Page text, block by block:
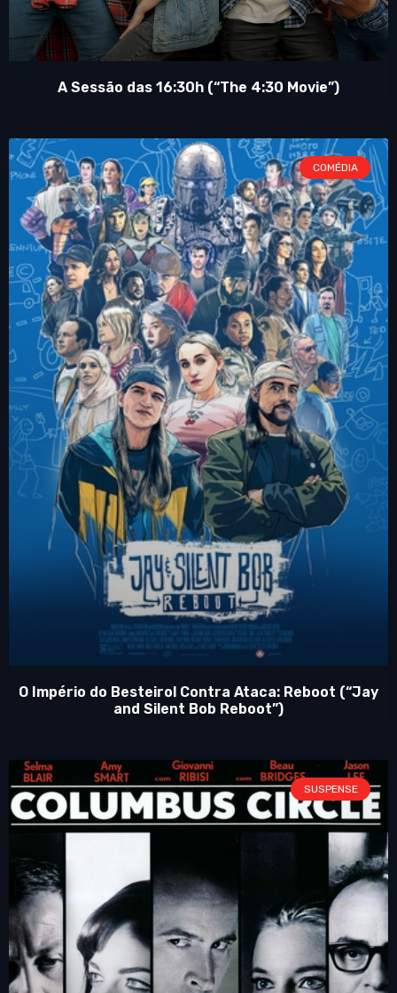
A Sessão das 16:30h (“The 4:30 Movie”)
COMÉDIA
O Império do Besteirol Contra Ataca: Reboot (“Jay
and Silent Bob Reboot”)
SUSPENSE